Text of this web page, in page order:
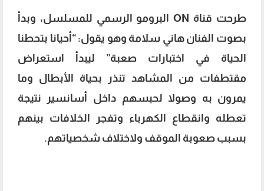
طرحت قناة ON البرومو الرسمي للمسلسل، وبدأ
بصوت الفنان هاني سلامة وهو يقول: “أحيانا بتحطنا
الحياة في اختبارات صعبة” ليبدأ استعراض
مقتطفات من المشاهد تنذر بحياة الأبطال وما
يمرون به وصولا لحبسهم داخل أسانسير نتيجة
تعطله وانقطاع الكهرباء وتفجر الخلافات بينهم
بسبب صعوبة الموقف ولاختلاف شخصياتهم.